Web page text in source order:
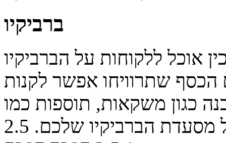
ברביקיו
אוכל ללקוחות על הברביקיו
שתרוויחו אפשר לקנות
כגון משקאות, תוספות כמו
מסעדת הברביקיו שלכם. 2.5